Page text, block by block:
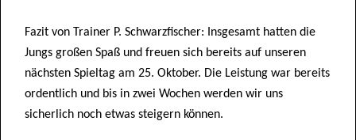
Fazit von Trainer P. Schwarzfischer: Insgesamt hatten die
Jungs großen Spaß und freuen sich bereits auf unseren
nächsten Spieltag am 25. Oktober. Die Leistung war bereits
ordentlich und bis in zwei Wochen werden wir uns
sicherlich noch etwas steigern können.